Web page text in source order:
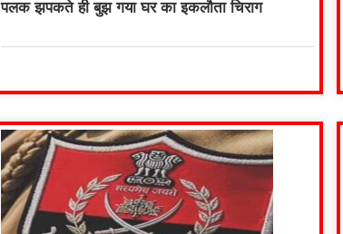
पलक झपकते ही बुझ गया घर का इकलौता चिराग